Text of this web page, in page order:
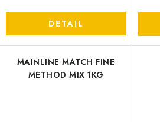
DETAIL
MAINLINE MATCH FINE
METHOD MIX 1KG